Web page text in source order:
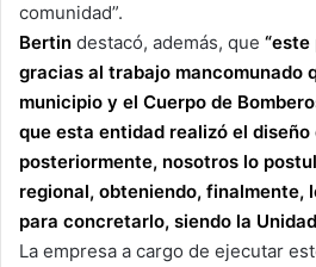
comunidad”.
Bertin destacó, además, que
gracias al trabajo mancomunado
municipio y el Cuerpo de
que esta entidad realizó el
posteriormente, nosotros lo
regional, obteniendo, finalmente,
para concretarlo, siendo la
La empresa a cargo de ejecutar